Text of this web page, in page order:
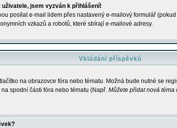
jsem vyzván k přihlášení!
posílat e-mail lidem přes nastavený e-mailový formulář
vzkazů a robotů, které sbírají e-mailové adresy.
Vkládání příspěvků
na obrazovce fóra nebo tématu. Možná bude nutné se
spodní části fóra nebo tématu (Např. Můžete přidat nová téma